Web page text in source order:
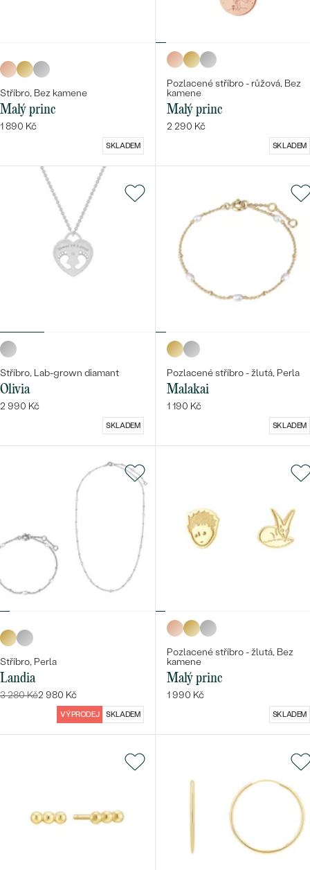
Stříbro, Bez kamene
Malý princ
1 890 Kč
SKLADEM
Pozlacené stříbro - růžová, Bez
kamene
Malý princ
2 290 Kč
SKLADEM
Stříbro, Lab-grown diamant
Olivia
2 990 Kč
SKLADEM
Pozlacené stříbro - žlutá, Perla
Malakai
1 190 Kč
SKLADEM
Stříbro, Perla
Landia
3 280 Kč2 980 Kč
VÝPRODEJ SKLADEM
Pozlacené stříbro - žlutá, Bez
kamene
Malý princ
1 990 Kč
SKLADEM